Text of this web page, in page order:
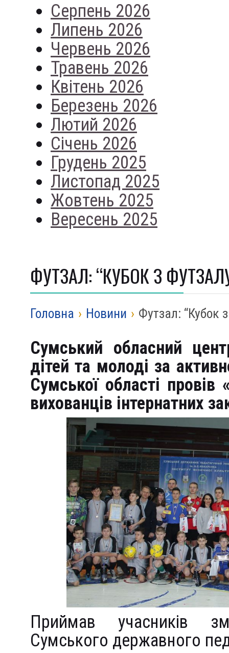
Серпень 2026
Липень 2026
Червень 2026
Травень 2026
Квітень 2026
Березень 2026
Лютий 2026
Січень 2026
Грудень 2025
Листопад 2025
Жовтень 2025
Вересень 2025
ФУТЗАЛ: “КУБОК З
Головна › Новини › Футзал: “Кубок
Сумський обласний
дітей та молоді за
Сумської області
вихованців інтернатних
Приймав учасників
Сумського державного